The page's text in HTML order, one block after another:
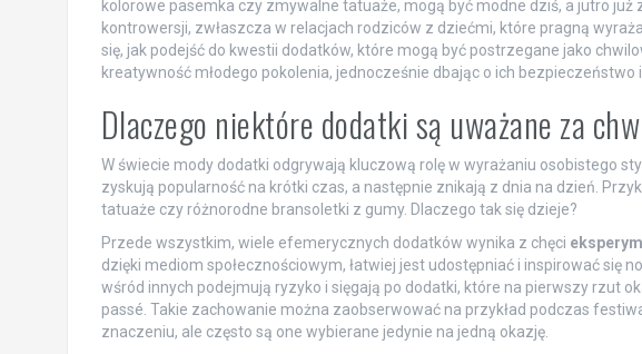
kolorowe pasemka czy zmywalne tatuaże, mogą być modne dziś, a jutro
kontrowersji, zwłaszcza w relacjach rodziców z dziećmi, które pragną
się, jak podejść do kwestii dodatków, które mogą być postrzegane jako
kreatywność młodego pokolenia, jednocześnie dbając o ich bezpieczeństwo
Dlaczego niektóre dodatki są uważane za
W świecie mody dodatki odgrywają kluczową rolę w wyrażaniu osobistego
zyskują popularność na krótki czas, a następnie znikają z dnia na dzień.
tatuaże czy różnorodne bransoletki z gumy. Dlaczego tak się dzieje?
Przede wszystkim, wiele efemerycznych dodatków wynika z chęci
dzięki mediom społecznościowym, łatwiej jest udostępniać i inspirować się
wśród innych podejmują ryzyko i sięgają po dodatki, które na pierwszy rzut
passé. Takie zachowanie można zaobserwować na przykład podczas
znaczeniu, ale często są one wybierane jedynie na jedną okazję.